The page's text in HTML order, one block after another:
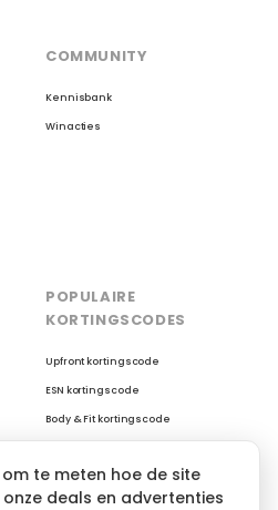
COMMUNITY
Kennisbank
Winacties
POPULAIRE
KORTINGSCODES
Upfront kortingscode
ESN kortingscode
Body & Fit kortingscode
XXL Nutrition kortingscode
AYBL kortingscode
te meten hoe de site
deals en advertenties